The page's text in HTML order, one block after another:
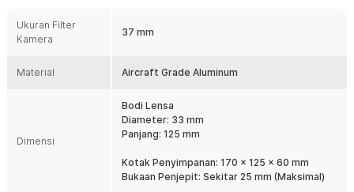
detail lebih jelas dibanding zoom digital biasa. Cocok digunakan
untuk fotografi landscape, konser, olahraga, satwa, maupun street
natural tanpa pecah saat diperbesar.
Dilengkapi focusing ring manual yang memungkinkan pengaturan
fokus lebih akurat sesuai kebutuhan pengambilan gambar. Sistem
ini memberikan kontrol layaknya kamera profesional sehingga hasil
foto terlihat lebih tajam dan minim blur. Sangat cocok untuk
pengguna yang ingin meningkatkan kualitas fotografi smartphone
secara signifikan dibanding hanya mengandalkan kamera bawaan
Ukuran Filter
Kamera
37 mm
Material Aircraft Grade Aluminum
Dimensi
Bodi Lensa
Diameter: 33 mm
Panjang: 125 mm
Kotak Penyimpanan: 170 x 125 x 60 mm
Bukaan Penjepit: Sekitar 25 mm (Maksimal)